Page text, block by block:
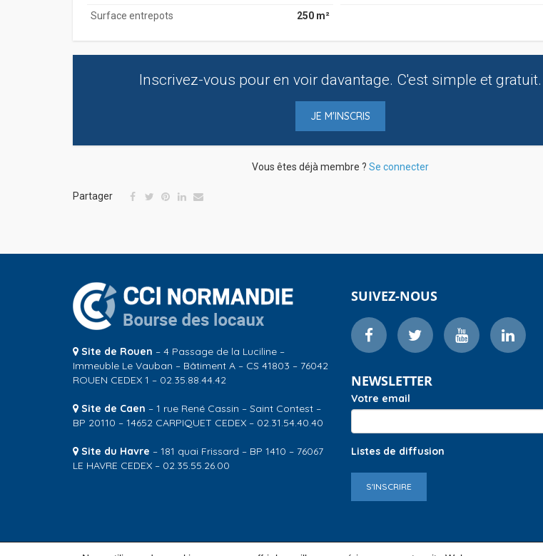
Surface entrepots
250 m²
Inscrivez-vous pour en voir davantage. C'est simple et gratuit.
JE M'INSCRIS
Vous êtes déjà membre ? Se connecter
Partager
Site de Rouen – 4 Passage de la Luciline –
Immeuble Le Vauban – Bâtiment A – CS 41803 – 76042
ROUEN CEDEX 1 – 02.35.88.44.42
Site de Caen – 1 rue René Cassin – Saint Contest –
BP 20110 – 14652 CARPIQUET CEDEX – 02.31.54.40.40
Site du Havre – 181 quai Frissard – BP 1410 – 76067
LE HAVRE CEDEX – 02.35.55.26.00
SUIVEZ-NOUS
NEWSLETTER
Votre email
Listes de diffusion
S'INSCRIRE